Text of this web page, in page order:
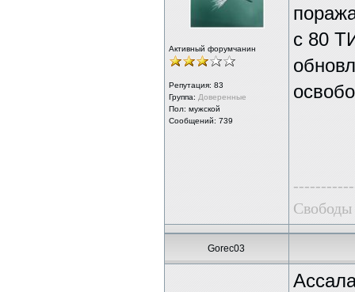
Активный форумчанин
Репутация: 83
Группа: Доверенные
Пол: мужской
Сообщений: 739
с 80
Свободы
Gorec03